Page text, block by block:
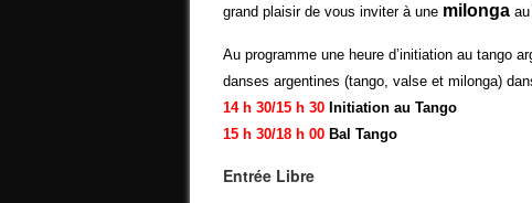
grand plaisir de vous inviter à une milonga
Au programme une heure d’initiation au tango
danses argentines (tango, valse et milonga)
14 h 30/15 h 30 Initiation au Tango
15 h 30/18 h 00 Bal Tango
Entrée Libre